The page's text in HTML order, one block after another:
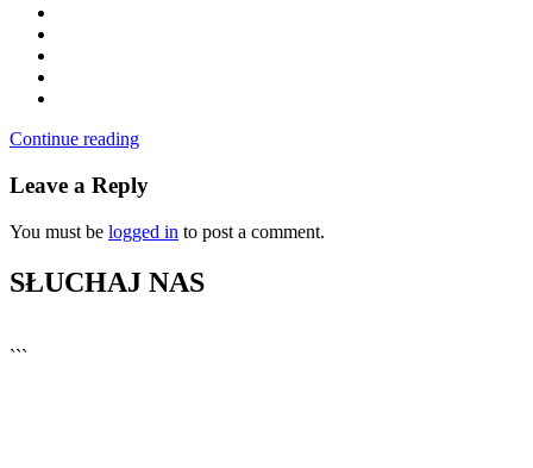
Continue reading
Leave a Reply
You must be logged in to post a comment.
SŁUCHAJ NAS
```